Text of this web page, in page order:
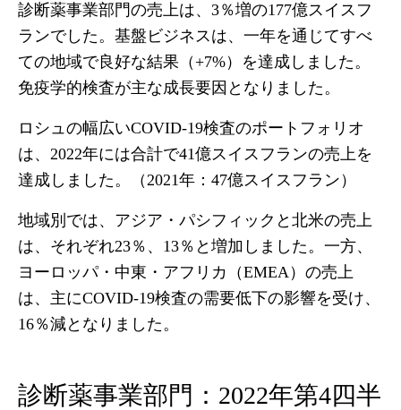
診断薬事業部門の売上は、3％増の177億スイスフ
ランでした。基盤ビジネスは、一年を通じてすべ
ての地域で良好な結果（+7%）を達成しました。
免疫学的検査が主な成長要因となりました。
ロシュの幅広いCOVID-19検査のポートフォリオ
は、2022年には合計で41億スイスフランの売上を
達成しました。（2021年：47億スイスフラン）
地域別では、アジア・パシフィックと北米の売上
は、それぞれ23％、13％と増加しました。一方、
ヨーロッパ・中東・アフリカ（EMEA）の売上
は、主にCOVID-19検査の需要低下の影響を受け、
16％減となりました。
診断薬事業部門：2022年第4四半